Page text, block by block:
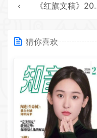
《红旗文稿》2024年第21期全彩精校PDF杂志下载
猜你喜欢